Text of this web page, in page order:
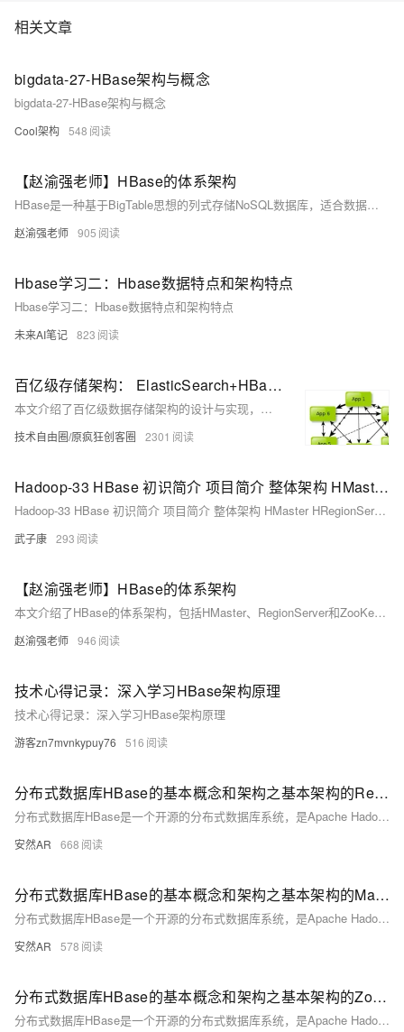
相关文章
bigdata-27-HBase架构与概念
bigdata-27-HBase架构与概念
Cool架构 548
【赵渝强老师】HBase的体系架构
HBase是一种基于BigTable思想的列式存储NoSQL数据库，适合数据分析与处理。其主从架构包含HBase HMaster、Region Server和ZooKeeper。HMaster负责Region分配及表管理；Region Server执行数据读写操作，并包含WAL预写日志、Block Cache读缓存和MemStore写缓存；ZooKeeper维护集群状态并协调分布式系统工作。通过视频讲解与架构图示，详细解析各组件功能与协作机制。
赵渝强老师 905
Hbase学习二：Hbase数据特点和架构特点
Hbase学习二：Hbase数据特点和架构特点
未来AI笔记 823
百亿级存储架构： ElasticSearch+HBase 海量存储架构与实现
本文介绍了百亿级数据存储架构的设计与实现，重点探讨了ElasticSearch和HBase的结合使用。通过ElasticSearch实现快速检索，HBase实现海量数据存储，解决了大规模数据的高效存储与查询问题。文章详细讲解了数据统一接入、元数据管理、数据一致性及平台监控等关键模块的设计思路和技术细节，帮助读者理解和掌握构建高性能数据存储系统的方法。
技术自由圈/原疯狂创客圈 2301
Hadoop-33 HBase 初识简介 项目简介 整体架构 HMaster HRegionServer Region
Hadoop-33 HBase 初识简介 项目简介 整体架构 HMaster HRegionServer Region
武子康 293
【赵渝强老师】HBase的体系架构
本文介绍了HBase的体系架构，包括HMaster、RegionServer和ZooKeeper的主要功能。HMaster负责Region的分配和管理，RegionServer处理数据的读写操作，ZooKeeper维护集群状态并协调分布式系统的运行。文章还详细解释了Region、WAL预写日志、Block Cache读缓存和MemStore写缓存的作用。
赵渝强老师 946
技术心得记录：深入学习HBase架构原理
技术心得记录：深入学习HBase架构原理
游客zn7mvnkypuy76 516
分布式数据库HBase的基本概念和架构之基本架构的Region Server
分布式数据库HBase是一个开源的分布式数据库系统，是Apache Hadoop生态系统的重要组成部分。
安然AR 668
分布式数据库HBase的基本概念和架构之基本架构的Master
分布式数据库HBase是一个开源的分布式数据库系统，是Apache Hadoop生态系统的重要组成部分。
安然AR 578
分布式数据库HBase的基本概念和架构之基本架构的ZooKeeper
分布式数据库HBase是一个开源的分布式数据库系统，是Apache Hadoop生态系统的重要组成部分。